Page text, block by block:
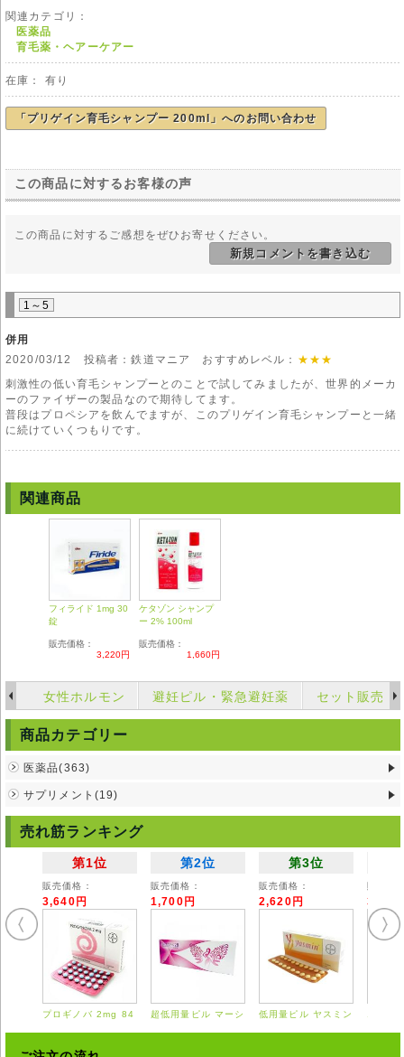
更に、配合されている「コカマイドDEA」は、ヤシから生成される非イオ
ン性の界面活性剤であり、この成分がきめ細かなクリーミーな泡立ちを生
み、肌に優しく快適なシャンプーを実現します。
尚、本シャンプーに配合されている「ラウレス硫酸ナトリウム」は、副作
た、分子量が大きいので、肌から吸収されるリスクは比較的低いことが分
かっています。
用法
てください。
ある程度の期間、毎日持続して使用することが効果的です。
本シャンプーは、比較的刺激性の低い、育毛・薄毛予防のためのシャンプ
ーですが、有効成分の1つである「ラウレス硫酸ナトリウム」は、洗浄力
特に、乾燥肌や敏感肌体質の方は、注意して使用してください。
本シャンプーは、比較的刺激性の低い、薄毛・抜け毛対策シャンプーとし
て知られていますが、それでも、人の体質は様々なので、本シャンプーを
使用して、通常と異なる症状や違和感を感じた場合は、速やかに使用を中
止して医師に相談してください。
本シャンプーに配合されている「コカマイドDEA」は、泡をきめ細かにす
ることを主な目的として配合されていますが、これには、洗浄効果もある
ので、肌に合わないと感じる方もいるかもしれませんので、注意が必要で
す。
関連カテゴリ：
医薬品
育毛薬・ヘアーケアー
在庫： 有り
「プリゲイン育毛シャンプー 200ml」へのお問い合わせ
この商品に対するお客様の声
この商品に対するご感想をぜひお寄せください。
新規コメントを書き込む
1～5
併用
2020/03/12 投稿者：鉄道マニア おすすめレベル：
★★★
刺激性の低い育毛シャンプーとのことで試してみましたが、世界的メーカ
ーのファイザーの製品なので期待してます。
普段はプロペシアを飲んでますが、このプリゲイン育毛シャンプーと一緒
に続けていくつもりです。
関連商品
フィライド 1mg 30
錠
販売価格：
3,220円
ケタゾン シャンプ
ー 2% 100ml
販売価格：
1,660円
女性ホルモン 避妊ピル・緊急避妊薬 セット販売
商品カテゴリー
医薬品(363)
サプリメント(19)
売れ筋ランキング
第1位
販売価格：
3,640円
プロギノバ 2mg 84
第2位
販売価格：
1,700円
超低用量ピル マーシ
第3位
販売価格：
2,620円
低用量ピル ヤスミン
3,550